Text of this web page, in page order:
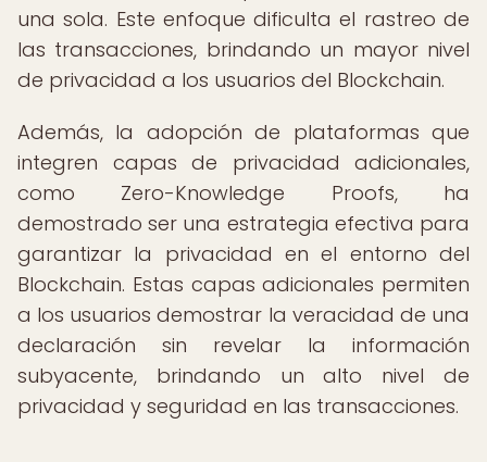
una sola. Este enfoque dificulta el rastreo de
las transacciones, brindando un mayor nivel
de privacidad a los usuarios del Blockchain.
Además, la adopción de plataformas que
integren capas de privacidad adicionales,
como Zero-Knowledge Proofs, ha
demostrado ser una estrategia efectiva para
garantizar la privacidad en el entorno del
Blockchain. Estas capas adicionales permiten
a los usuarios demostrar la veracidad de una
declaración sin revelar la información
subyacente, brindando un alto nivel de
privacidad y seguridad en las transacciones.